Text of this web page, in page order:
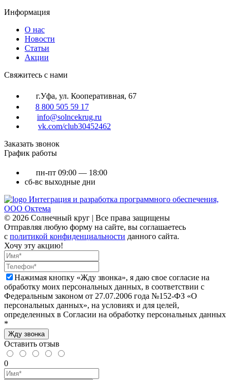
Информация
О нас
Новости
Статьи
Акции
Cвяжитесь с нами
г.Уфа, ул. Кооперативная, 67
8 800 505 59 17
info@solncekrug.ru
vk.com/club30452462
Заказать звонок
График работы
пн-пт 09:00 — 18:00
сб-вс выходные дни
Интеграция и разработка программного обеспечения,
ООО Октема
© 2026 Солнечный круг | Все права защищены
Отправляя любую форму на сайте, вы соглашаетесь
с политикой конфиденциальности данного сайта.
Хочу эту акцию!
Нажимая кнопку «Жду звонка», я даю свое согласие на
обработку моих персональных данных, в соответствии с
Федеральным законом от 27.07.2006 года №152-ФЗ «О
персональных данных», на условиях и для целей,
определенных в Согласии на обработку персональных данных
*
Жду звонка
Оставить отзыв
0